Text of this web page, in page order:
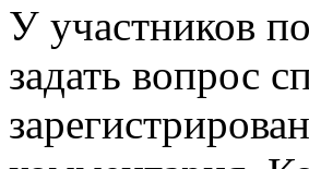
У участников
задать вопрос